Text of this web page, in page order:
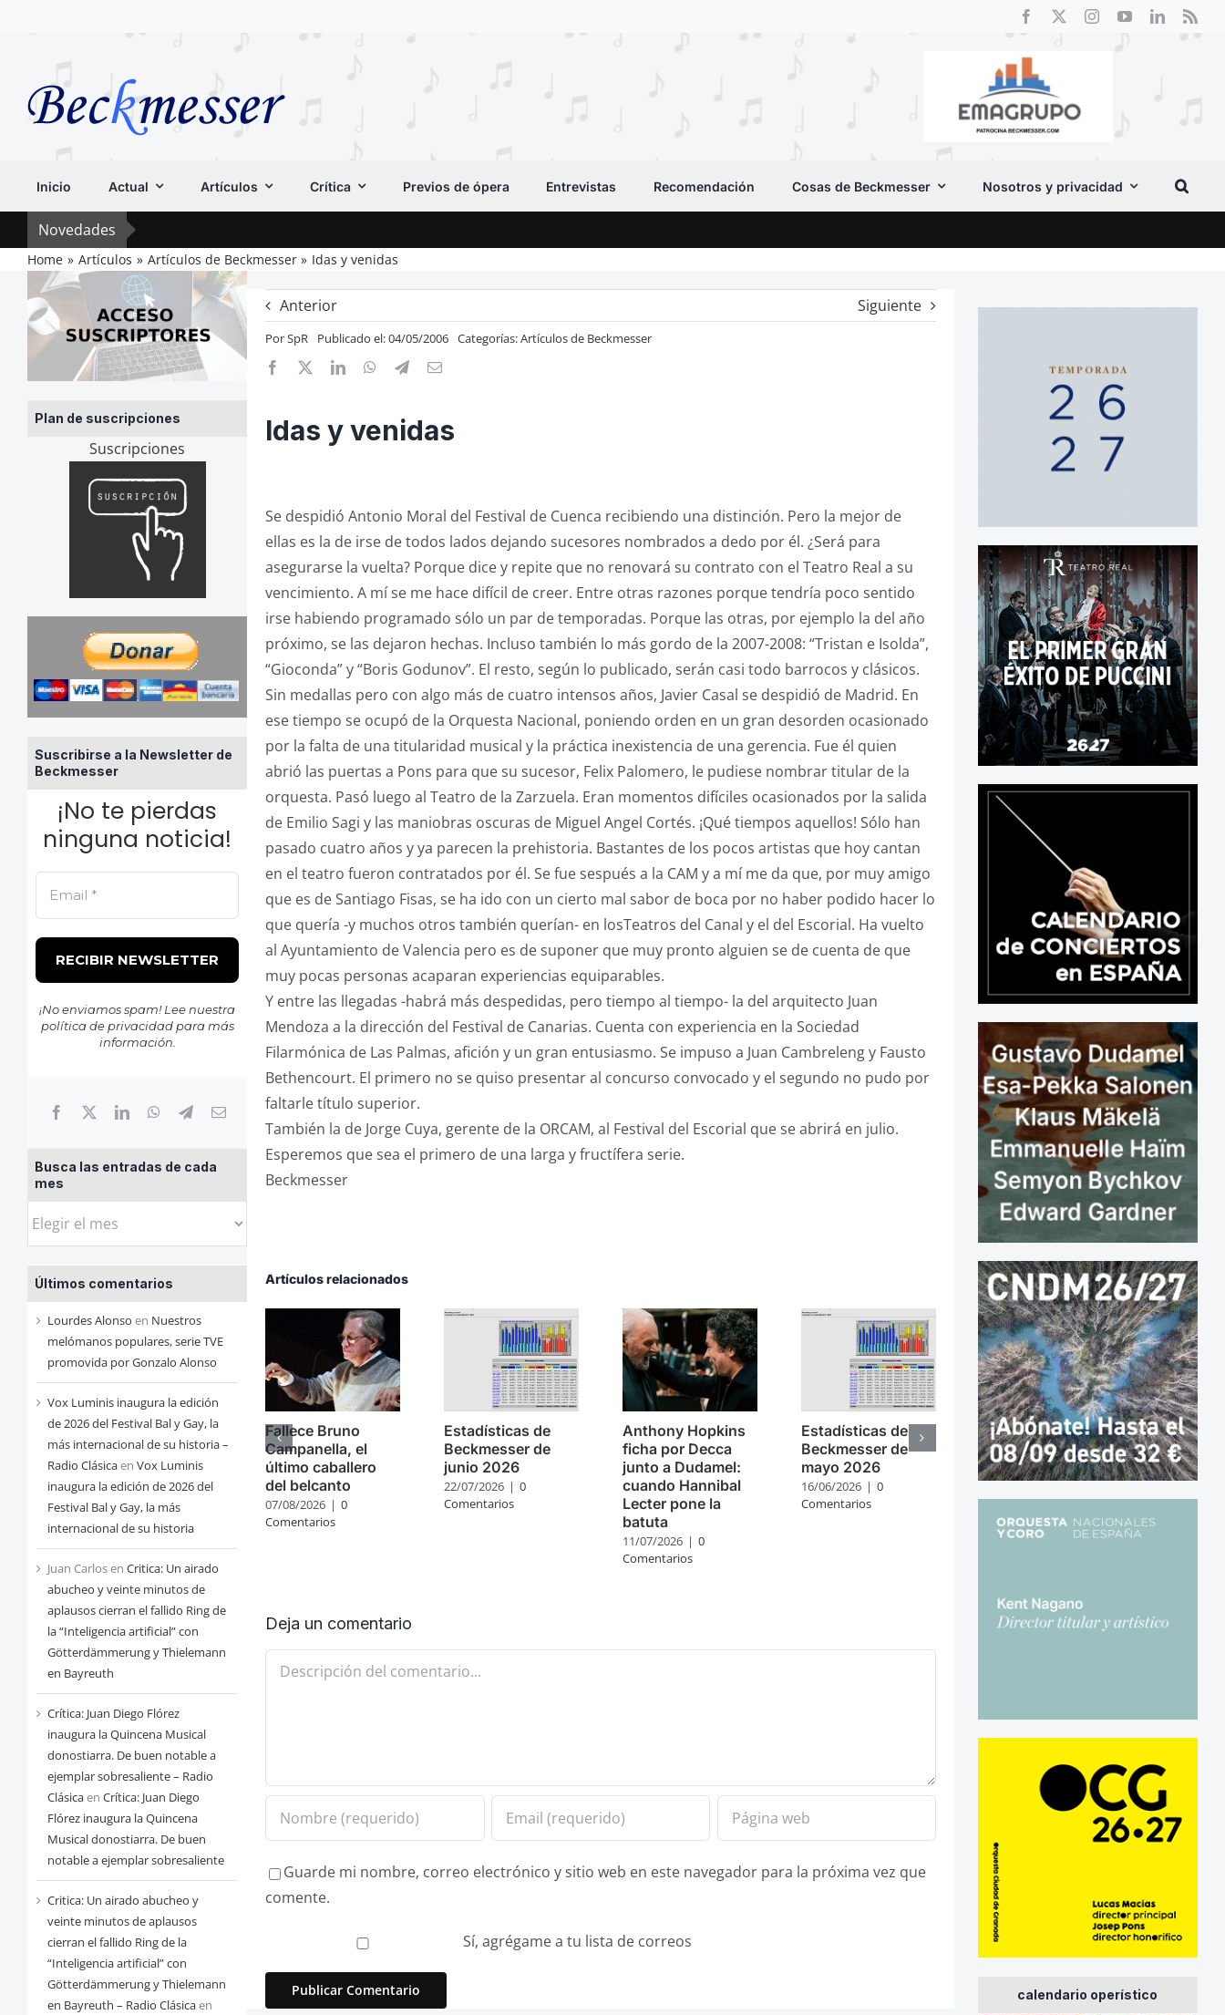
Inicio Actual Artículos Crítica Previos de ópera Entrevistas Recomendación Cosas de Beckmesser Nosotros y privacidad
Novedades
Home Artículos Artículos de Beckmesser Idas y venidas
Plan de suscripciones
Suscripciones
Suscribirse a la Newsletter de
Beckmesser
¡No te pierdas
ninguna noticia!
¡No enviamos spam! Lee nuestra
política de privacidadpara más
información.
Busca las entradas de cada
mes
Busca
entradas
de
cada
mes
Últimos comentarios
Lourdes Alonso en Nuestros
melómanos populares, serie TVE
promovida por Gonzalo Alonso
Vox Luminis inaugura la edición
de 2026 del Festival Bal y Gay, la
más internacional de su historia –
Radio Clásicaen Vox Luminis
inaugura la edición de 2026 del
Festival Bal y Gay, la más
internacional de su historia
Juan Carlosen Critica: Un airado
abucheo y veinte minutos de
aplausos cierran el fallido Ring de
la “Inteligencia artificial” con
Götterdämmerung y Thielemann
en Bayreuth
Crítica: Juan Diego Flórez
inaugura la Quincena Musical
donostiarra. De buen notable a
ejemplar sobresaliente – Radio
Clásicaen Crítica: Juan Diego
Flórez inaugura la Quincena
Musical donostiarra. De buen
notable a ejemplar sobresaliente
Critica: Un airado abucheo y
veinte minutos de aplausos
cierran el fallido Ring de la
“Inteligencia artificial” con
Götterdämmerung y Thielemann
en Bayreuth – Radio Clásicaen
Anterior Siguiente
PorSpR Publicado el: 04/05/2006 Categorías:Artículos de Beckmesser
Idas y venidas
Se despidió Antonio Moral del Festival de Cuenca recibiendo una distinción. Pero la mejor de
ellas es la de irse de todos lados dejando sucesores nombrados a dedo por él. ¿Será para
asegurarse la vuelta? Porque dice y repite que no renovará su contrato con el Teatro Real a su
vencimiento. A mí se me hace difícil de creer. Entre otras razones porque tendría poco sentido
irse habiendo programado sólo un par de temporadas. Porque las otras, por ejemplo la del año
próximo, se las dejaron hechas. Incluso también lo más gordo de la 2007-2008: “Tristan e Isolda”,
“Gioconda” y “Boris Godunov”. El resto, según lo publicado, serán casi todo barrocos y clásicos.
Sin medallas pero con algo más de cuatro intensos años, Javier Casal se despidió de Madrid. En
ese tiempo se ocupó de la Orquesta Nacional, poniendo orden en un gran desorden ocasionado
por la falta de una titularidad musical y la práctica inexistencia de una gerencia. Fue él quien
abrió las puertas a Pons para que su sucesor, Felix Palomero, le pudiese nombrar titular de la
orquesta. Pasó luego al Teatro de la Zarzuela. Eran momentos difíciles ocasionados por la salida
de Emilio Sagi y las maniobras oscuras de Miguel Angel Cortés. ¡Qué tiempos aquellos! Sólo han
pasado cuatro años y ya parecen la prehistoria. Bastantes de los pocos artistas que hoy cantan
en el teatro fueron contratados por él. Se fue sespués a la CAM y a mí me da que, por muy amigo
que es de Santiago Fisas, se ha ido con un cierto mal sabor de boca por no haber podido hacer lo
que quería -y muchos otros también querían- en losTeatros del Canal y el del Escorial. Ha vuelto
al Ayuntamiento de Valencia pero es de suponer que muy pronto alguien se de cuenta de que
muy pocas personas acaparan experiencias equiparables.
Y entre las llegadas -habrá más despedidas, pero tiempo al tiempo- la del arquitecto Juan
Mendoza a la dirección del Festival de Canarias. Cuenta con experiencia en la Sociedad
Filarmónica de Las Palmas, afición y un gran entusiasmo. Se impuso a Juan Cambreleng y Fausto
Bethencourt. El primero no se quiso presentar al concurso convocado y el segundo no pudo por
faltarle título superior.
También la de Jorge Cuya, gerente de la ORCAM, al Festival del Escorial que se abrirá en julio.
Esperemos que sea el primero de una larga y fructífera serie.
Beckmesser
Artículos relacionados
Fallece Bruno
Campanella, el
último caballero
del belcanto
07/08/2026 | 0
Comentarios
Estadísticas de
Beckmesser de
junio 2026
22/07/2026 | 0
Comentarios
Anthony Hopkins
ficha por Decca
junto a Dudamel:
cuando Hannibal
Lecter pone la
batuta
11/07/2026 | 0
Comentarios
Estadísticas de
Beckmesser de
mayo 2026
16/06/2026 | 0
Comentarios
Deja un comentario
Comentario
Guarde mi nombre, correo electrónico y sitio web en este navegador para la próxima vez que
comente.
Sí, agrégame a tu lista de correos
calendario operístico